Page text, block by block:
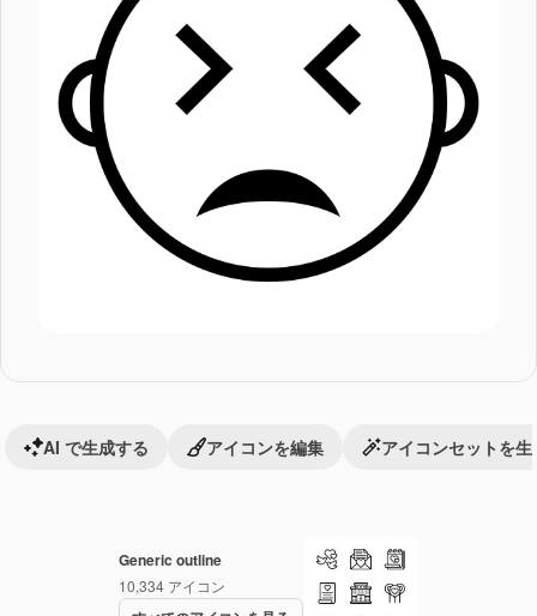
Generic outline
10,334 アイコン
AI で生成する アイコンを編集 アイコンセットを生